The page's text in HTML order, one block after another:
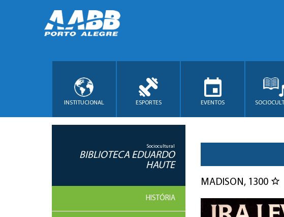
INSTITUCIONAL ESPORTES EVENTOS
Sociocultural
BIBLIOTECA EDUARDO
HAUTE
HISTÓRIA
MADISON, 1300